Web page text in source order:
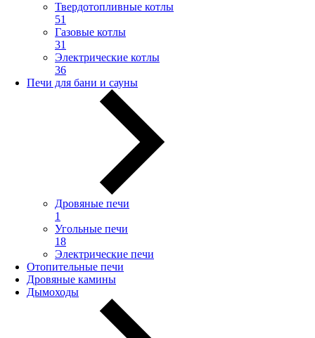
Твердотопливные котлы
51
Газовые котлы
31
Электрические котлы
36
Печи для бани и сауны
Дровяные печи
1
Угольные печи
18
Электрические печи
Отопительные печи
Дровяные камины
Дымоходы